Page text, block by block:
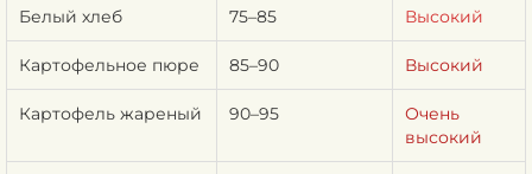
Белый хлеб 75–85 Высокий
Картофельное пюре 85–90 Высокий
Картофель жареный 90–95
Очень
высокий